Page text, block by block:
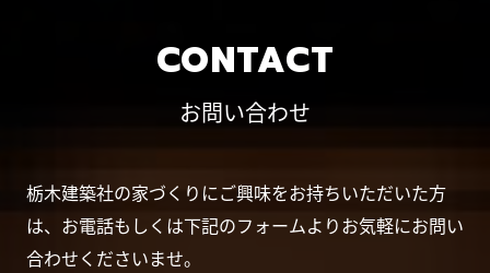
CONTACT
お問い合わせ
栃木建築社の家づくりにご興味をお持ちいただいた方
は、お電話もしくは下記のフォームよりお気軽にお問い
合わせくださいませ。